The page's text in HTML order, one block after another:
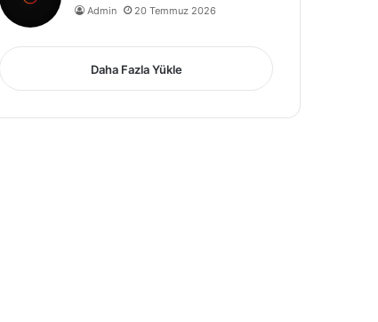
Admin 20 Temmuz 2026
Daha Fazla Yükle